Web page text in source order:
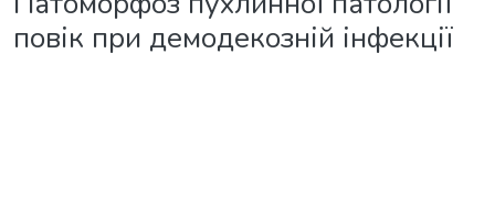
повік при демодекозній інфекції